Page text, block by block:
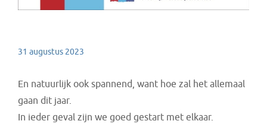
31 augustus 2023
En natuurlijk ook spannend, want hoe zal het allemaal
gaan dit jaar.
In ieder geval zijn we goed gestart met elkaar.